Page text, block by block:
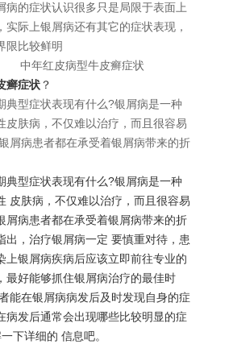
病的症状认识很多只是局限于表面上
实际上银屑病还有其它的症状表现，
限比较鲜明
癣症状 ？
典型症状表现有什么?银屑病是一种
皮肤病，不仅难以治疗，而且很容易
屑病患者都在承受着银屑病带来的折
典型症状表现有什么?银屑病是一种
皮肤病，不仅难以治疗，而且很容易
屑病患者都在承受着银屑病带来的折
出，治疗银屑病一定 要慎重对待，患
上银屑病疾病后应该立即前往专业的
最好能够抓住银屑病治疗的最佳时
能在银屑病病发后及时发现自身的症
病发后通常会出现哪些比较明显的症
下详细的 信息吧。